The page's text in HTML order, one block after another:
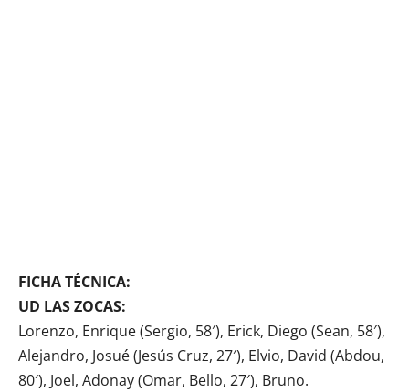
FICHA TÉCNICA:
UD LAS ZOCAS:
Lorenzo, Enrique (Sergio, 58′), Erick, Diego (Sean, 58′),
Alejandro, Josué (Jesús Cruz, 27′), Elvio, David (Abdou,
80′), Joel, Adonay (Omar, Bello, 27′), Bruno.